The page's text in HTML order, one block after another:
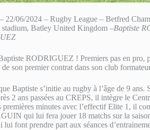
22/06/2024 – Rugby League – Betfred
Batley United Kingdom –Baptiste
RODRIGUEZ ! Premiers pas en pro,
son premier contrat dans son club
Baptiste s’initie au rugby à l’âge de 9
2 ans passées au CREPS, il intègre le
premières minutes avec l’effectif Elite 1, il
qui lui fera jouer 18 matchs sur la
font prendre part aux séances